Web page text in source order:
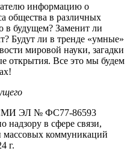
информацию о
общества в различных
в будущем? Заменит ли
Будут ли в тренде «умные»
мировой науки, загадки
открытия. Все это мы будем
СМИ ЭЛ № ФС77-86593
надзору в сфере связи,
коммуникаций
г.